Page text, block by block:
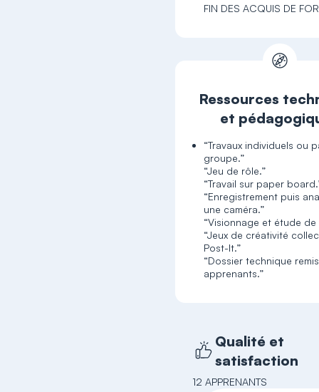
FIN DES ACQUIS DE
Ressources
et
“Travaux individuels ou
groupe.”
“Jeu de rôle.”
“Travail sur paper
“Enregistrement puis
une caméra.”
“Visionnage et étude de
“Jeux de créativité
Post-It.”
“Dossier technique
apprenants.”
Qualité et
satisfaction
12 APPRENANTS